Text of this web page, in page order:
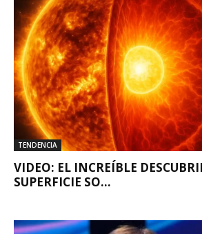
TENDENCIA
VIDEO: EL INCREÍBLE
SUPERFICIE SO...